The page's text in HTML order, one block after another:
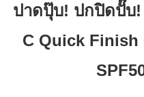
ปาดปุ๊บ! ปกปิดปั๊บ
C Quick